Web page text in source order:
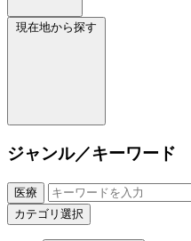
現在地から探す
ジャンル／キーワード
医療
カテゴリ選択